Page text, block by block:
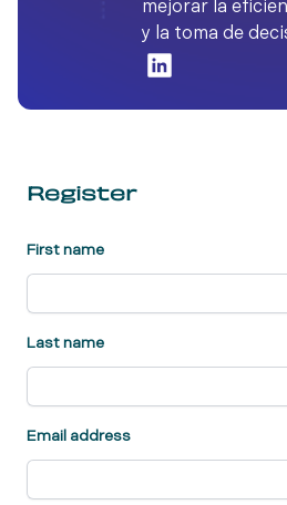
mejorar la
y la toma de
Register
First name
Last name
Email address